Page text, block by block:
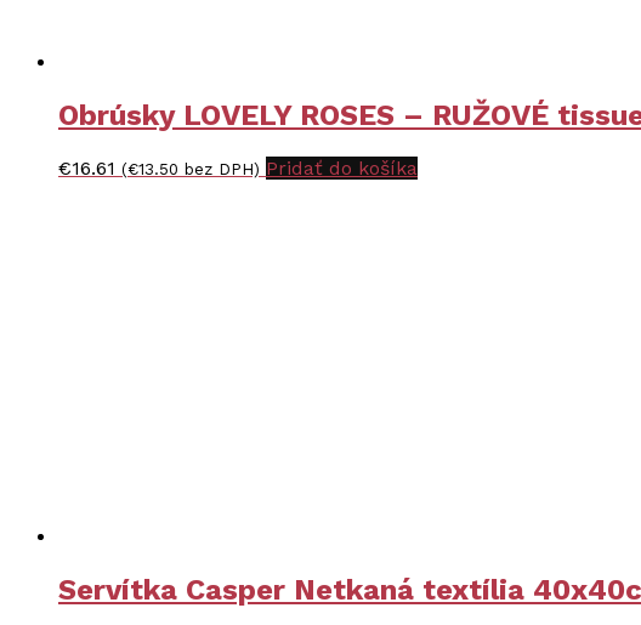
Obrúsky LOVELY ROSES – RUŽOVÉ
€16.61 (€13.50 bez DPH) Pridať do košíka
Servítka Casper Netkaná textília